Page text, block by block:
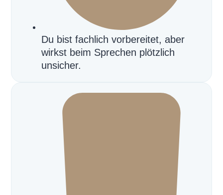
Du bist fachlich vorbereitet, aber
wirkst beim Sprechen plötzlich
unsicher.